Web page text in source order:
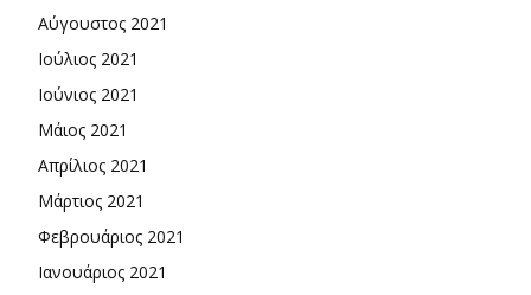
Αύγουστος 2021
Ιούλιος 2021
Ιούνιος 2021
Μάιος 2021
Απρίλιος 2021
Μάρτιος 2021
Φεβρουάριος 2021
Ιανουάριος 2021